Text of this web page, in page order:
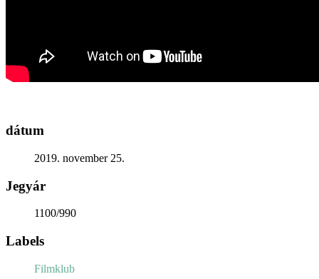
Adatkezelési tájékoztató
Rendezvényeinkről
dátum
2019. november 25.
Jegyár
1100/990
Labels
Filmklub